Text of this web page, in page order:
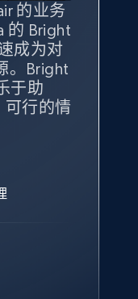
立即开始
on eBay
rating,
的业务
的 Bright
成为对
。Bright
于助
可行的情
大地支
每个产品
以主要
商的销
们的营
监
跟踪销
务至关
方案，
、产品、
趋势的
监